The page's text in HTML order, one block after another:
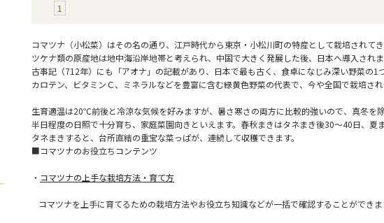
1
コマツナ（小松菜）はその名の通り、江戸時代から東京・小松川町の特産として栽培されて
ツケナ類の原産地は地中海沿岸地帯と考えられ、中国で大きく発展した後、日本へ導入され
古事記（712年）にも「アオナ」の記載があり、日本で最も古く、食卓になじみ深い野菜の1
カロテン、ビタミンＣ、ミネラルなどを豊富に含む緑黄色野菜の代表で、今や全国で栽培さ
生育適温は20℃前後と冷涼な気候を好みますが、暑さ寒さの両方に比較的強いので、真冬を
半日程度の日照で十分育ち、家庭菜園向きといえます。春秋まきはタネまき後30～40日、
タネまきすると、台所直結の重宝な菜っぱが、連続して収穫できます。
■コマツナのお役立ちコンテンツ
・ コマツナの上手な栽培方法・育て方
コマツナを上手に育てるための栽培方法やお役立ち知識などが一括で確認することができ